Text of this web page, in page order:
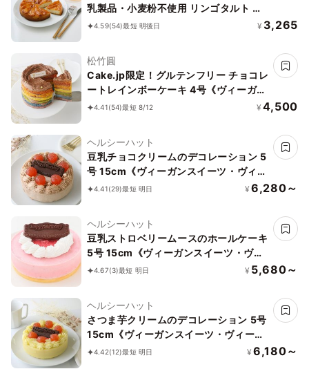
乳製品・小麦粉不使用 リンゴタルト ホ
ール 5号 15cm《ヴィーガンスイーツ・
4.59(54)最短 明後日 ¥ 3,265
松竹圓
Cake.jp限定！グルテンフリー チョコレ
ートレインボーケーキ 4号《ヴィーガン
スイーツ・ヴィーガンケーキ》
4.41(54)最短 8/12 ¥ 4,500
ヘルシーハット
豆乳チョコクリームのデコレーション 5
号 15cm《ヴィーガンスイーツ・ヴィー
ガンケーキ》〔Bc5〕【卵・乳製品・小
4.41(29)最短 明日 ¥ 6,280～
ヘルシーハット
豆乳ストロベリームースのホールケーキ
5号 15cm《ヴィーガンスイーツ・ヴィ
ーガンケーキ》〔St5〕【卵・乳製品・
4.67(3)最短 明日 ¥ 5,680～
ヘルシーハット
さつま芋クリームのデコレーション 5号
15cm《ヴィーガンスイーツ・ヴィーガ
ンケーキ》〔Bs5〕【卵・乳製品・小麦
4.42(12)最短 明日 ¥ 6,180～